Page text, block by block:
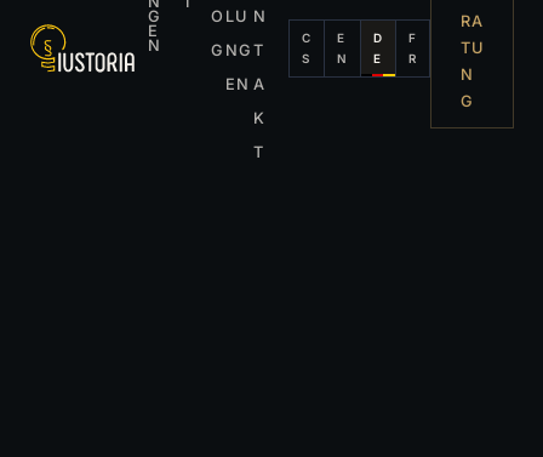
G
E
N
O
G
LU
NG
EN
N
T
A
K
T
C
S
E
N
D
E
F
R
RA
TU
N
G